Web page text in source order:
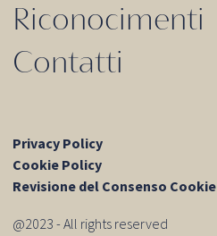
Riconocimenti
Contatti
Privacy Policy
Cookie Policy
Revisione del Consenso Cookie
@2023 - All rights reserved